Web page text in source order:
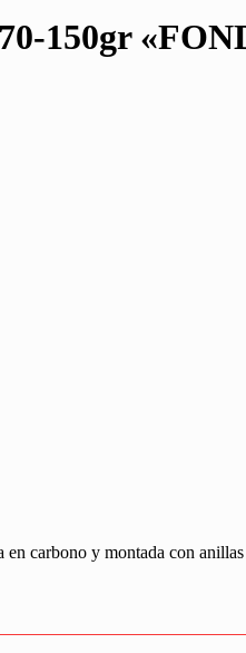
150gr
carbono y montada con